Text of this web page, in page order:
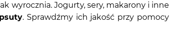
wyrocznia. Jogurty, sery, makarony i inne
. Sprawdźmy ich jakość przy pomocy